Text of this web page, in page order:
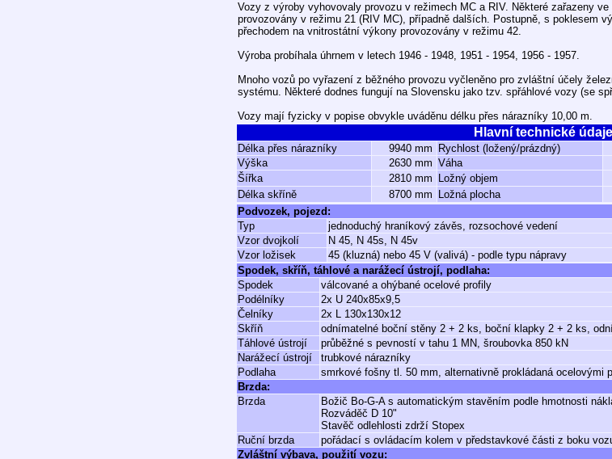
Vozy z výroby vyhovovaly provozu v režimech MC a RIV. Některé zařazeny
provozovány v režimu 21 (RIV MC), případně dalších. Postupně, s poklesem
přechodem na vnitrostátní výkony provozovány v režimu 42.
Výroba probíhala úhrnem v letech 1946 - 1948, 1951 - 1954, 1956 - 1957.
Mnoho vozů po vyřazení z běžného provozu vyčleněno pro zvláštní účely
systému. Některé dodnes fungují na Slovensku jako tzv. spřáhlové vozy (se
Vozy mají fyzicky v popise obvykle uváděnu délku přes nárazníky 10,00 m.
Hlavní technické údaje
Délka přes nárazníky 9940 mm Rychlost (ložený/prázdný)
Výška
2630 mm Váha
Šířka
2810 mm Ložný objem
Délka skříně
8700 mm Ložná plocha
Podvozek, pojezd:
Typ
jednoduchý hraníkový závěs, rozsochové vedení
Vzor dvojkolí
N 45, N 45s, N 45v
Vzor ložisek
45 (kluzná) nebo 45 V (valivá) - podle typu nápravy
Spodek, skříň, táhlové a narážecí ústrojí, podlaha:
Spodek
válcované a ohýbané ocelové profily
Podélníky
2x U 240x85x9,5
Čelníky
2x L 130x130x12
Skříň
odnímatelné boční stěny 2 + 2 ks, boční klapky 2 + 2 ks,
Táhlové ústrojí
průběžné s pevností v tahu 1 MN, šroubovka 850 kN
Narážecí ústrojí
trubkové nárazníky
Podlaha
smrkové fošny tl. 50 mm, alternativně prokládaná ocelovými
Brzda:
Brzda
Božič Bo-G-A s automatickým stavěním podle hmotnosti
Rozváděč D 10"
Stavěč odlehlosti zdrží Stopex
Ruční brzda
pořádací s ovládacím kolem v představkové části z boku
Zvláštní výbava, použití vozu: